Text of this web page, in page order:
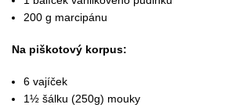
200 g marcipánu
Na piškotový korpus:
6 vajíček
1½ šálku (250g) mouky